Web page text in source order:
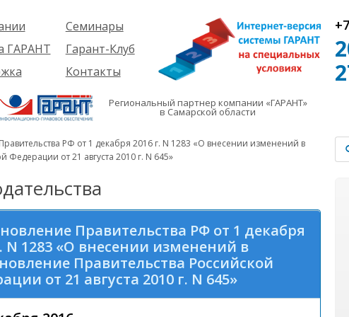
ГАРАНТ
Семинары
Об услуге
Предстоящие
семинары
Гарант-Клуб
Контакты
Региональный партнер компании «ГАРАНТ»
в Самарской области
РФ от 1 декабря 2016 г. N 1283 «О внесении изменений в
Федерации от 21 августа 2010 г. N 645»
Правительства РФ от 1 декабря
N 1283 «О внесении изменений в
Правительства Российской
от 21 августа 2010 г. N 645»